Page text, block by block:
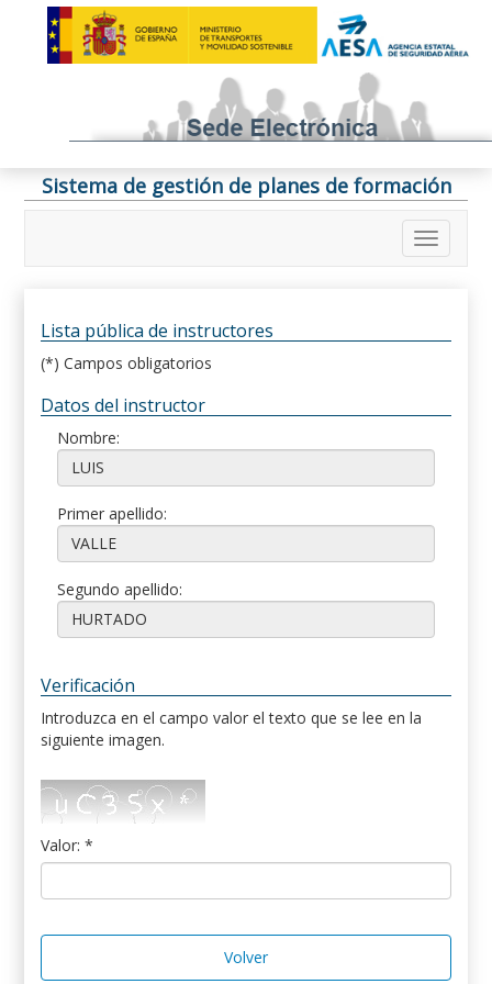
Sistema de gestión de planes de formación
Lista pública de instructores
(*) Campos obligatorios
Datos del instructor
Nombre:
Primer apellido:
Segundo apellido:
Verificación
Introduzca en el campo valor el texto que se lee en la
siguiente imagen.
Valor: *
Volver